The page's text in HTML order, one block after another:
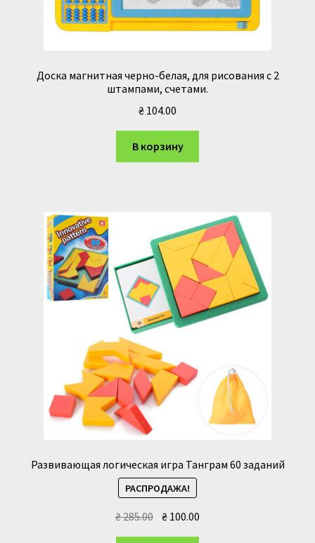
Доска магнитная черно-белая, для рисования с 2
штампами, счетами.
₴ 104.00
В корзину
Развивающая логическая игра Танграм 60 заданий
РАСПРОДАЖА!
₴285.00 Первоначальная
цена
₴ 100.00